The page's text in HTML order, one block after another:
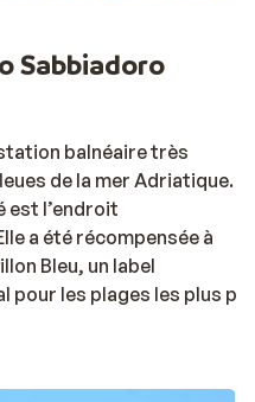
Sabbiadoro
balnéaire très
de la mer Adriatique.
est l’endroit
a été récompensée à
Bleu, un label
pour les plages les plus
dans les environs et